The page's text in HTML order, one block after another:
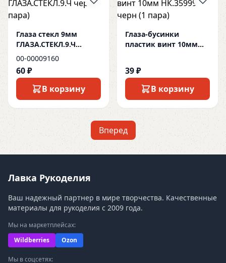
Глаза стекл 9мм
ГЛАЗА.СТЕКЛ.9.Ч
черн(1 пара)
00-00009160
60 ₽
В корзину
Глаза-бусинки
пластик винт 10мм
39 ₽
В корзину
Вперед
Лавка Рукоделия
Ваш надежный партнер в мире творчества. Качественные
материалы для рукоделия с 2009 года.
Мы на маркетплейсах:
Wildberries
Ozon
Мы в соцсетях: